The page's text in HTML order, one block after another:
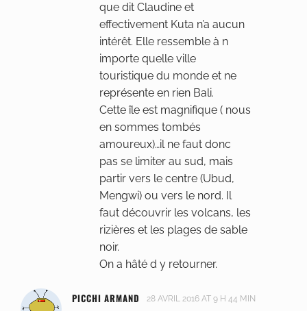
que dit Claudine et
effectivement Kuta n’a aucun
intérêt. Elle ressemble à n
importe quelle ville
touristique du monde et ne
représente en rien Bali.
Cette île est magnifique ( nous
en sommes tombés
amoureux)…il ne faut donc
pas se limiter au sud, mais
partir vers le centre (Ubud,
Mengwi) ou vers le nord. Il
faut découvrir les volcans, les
rizières et les plages de sable
noir.
On a hâté d y retourner.
PICCHI ARMAND 28 AVRIL 2016 AT 9 H 44 MIN